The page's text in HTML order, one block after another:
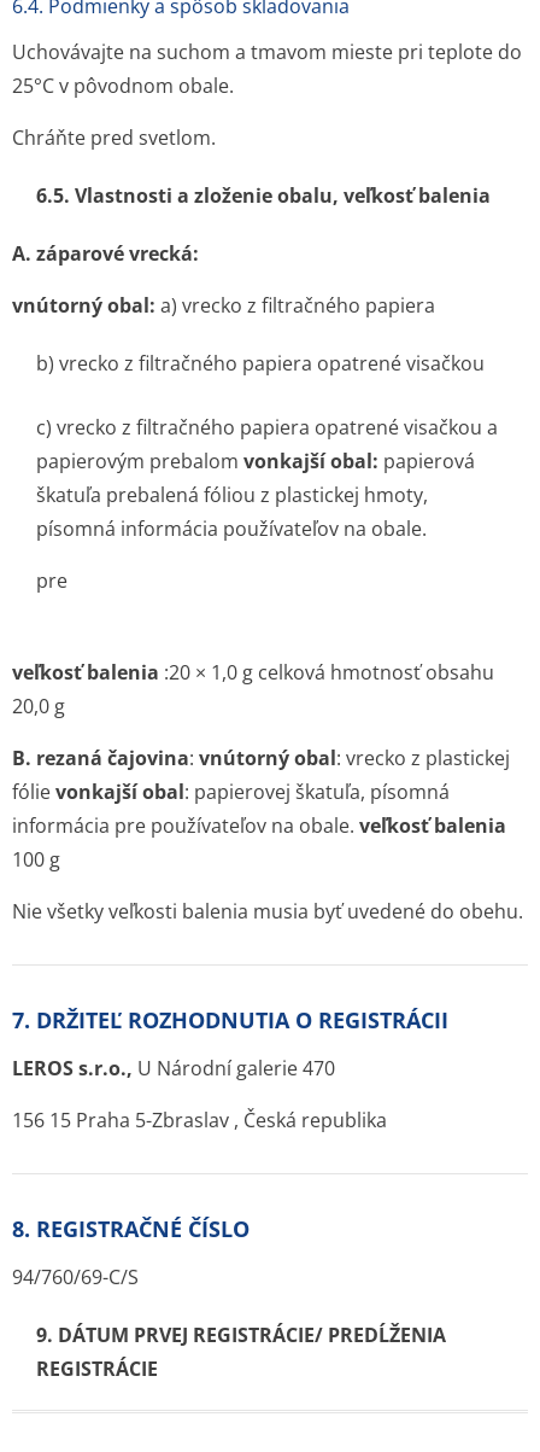
6.4. Podmienky a spôsob skladovania
Uchovávajte na suchom a tmavom mieste pri teplote do
25°C v pôvodnom obale.
Chráňte pred svetlom.
6.5. Vlastnosti a zloženie obalu, veľkosť balenia
A. záparové vrecká:
vnútorný obal: a) vrecko z filtračného papiera
b) vrecko z filtračného papiera opatrené visačkou
c) vrecko z filtračného papiera opatrené visačkou a
papierovým prebalom vonkajší obal: papierová
škatuľa prebalená fóliou z plastickej hmoty,
písomná informácia používateľov na obale.
pre
veľkosť balenia :20 × 1,0 g celková hmotnosť obsahu
20,0 g
B. rezaná čajovina: vnútorný obal: vrecko z plastickej
fólievonkajší obal: papierovej škatuľa, písomná
informácia pre používateľov na obale. veľkosť balenia
100 g
Nie všetky veľkosti balenia musia byť uvedené do obehu.
7. DRŽITEĽ ROZHODNUTIA O REGISTRÁCII
LEROS s.r.o., U Národní galerie 470
156 15 Praha 5-Zbraslav , Česká republika
8. REGISTRAČNÉ ČÍSLO
94/760/69-C/S
9. DÁTUM PRVEJ REGISTRÁCIE/ PREDĹŽENIA
REGISTRÁCIE